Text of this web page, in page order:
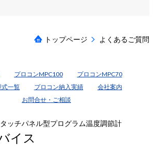
トップページ よくあるご質問
プロコンMPC100
プロコンMPC70
式一覧
プロコン納入実績
会社案内
お問合せ・ご相談
ッチパネル型プログラム温度調節計
イス